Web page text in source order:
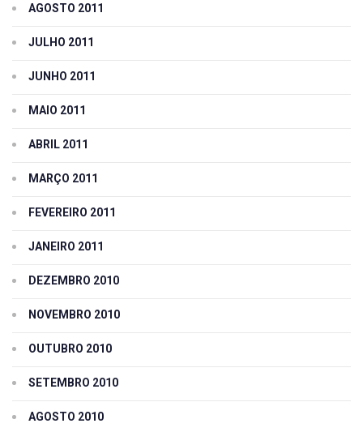
AGOSTO 2011
JULHO 2011
JUNHO 2011
MAIO 2011
ABRIL 2011
MARÇO 2011
FEVEREIRO 2011
JANEIRO 2011
DEZEMBRO 2010
NOVEMBRO 2010
OUTUBRO 2010
SETEMBRO 2010
AGOSTO 2010